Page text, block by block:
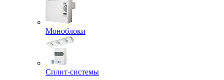
Моноблоки
Сплит-системы